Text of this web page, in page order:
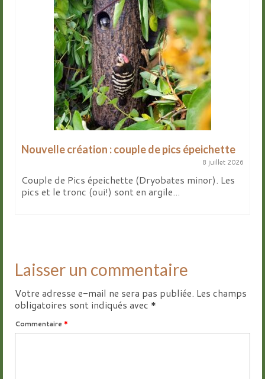
Nouvelle création : couple de pics épeichette
8 juillet 2026
Couple de Pics épeichette (Dryobates minor). Les
pics et le tronc (oui!) sont en argile...
Laisser un commentaire
Votre adresse e-mail ne sera pas publiée. Les champs
obligatoires sont indiqués avec *
Commentaire *